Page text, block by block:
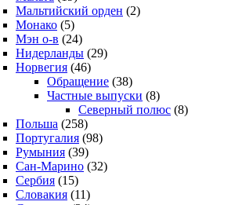
Мальтийский орден (2)
Монако (5)
Мэн о-в (24)
Нидерланды (29)
Норвегия (46)
Обращение (38)
Частные выпуски (8)
Северный полюс (8)
Польша (258)
Португалия (98)
Румыния (39)
Сан-Марино (32)
Сербия (15)
Словакия (11)